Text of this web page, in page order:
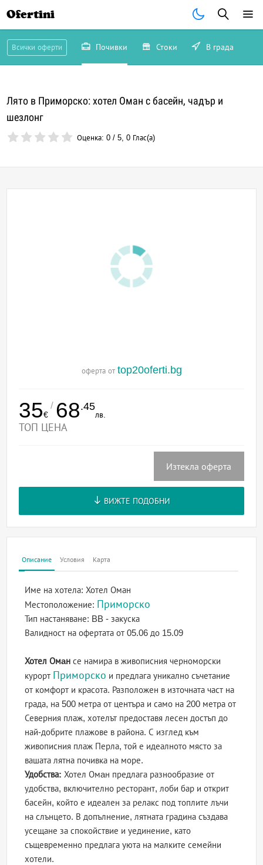
Ofertini
Всички оферти Почивки Стоки В града
Лято в Приморско: хотел Омaн с басейн, чадър и
шезлонг
Оценка:0 /5,0 Глас(а)
оферта от top20oferti.bg
35€
/ 68.45
лв.
ТОП ЦЕНА
Изтекла оферта
ВИЖТЕ ПОДОБНИ
Описание Условия Карта
Име на хотела: Хотел Оман
Местоположение: Приморско
Тип настаняване: BB - закуска
Валидност на офертатаот 05.06 до 15.09
Хотел Омaн се намира в живописния черноморски
курорт Приморско и предлага уникално съчетание
от комфорт и красота. Разположен в източната част на
града, на 500 метра от центъра и само на 200 метра от
Северния плаж, хотелът предоставя лесен достъп до
най-добрите плажове в района. С изглед към
живописния плаж Перла, той е идеалното място за
вашата лятна почивка на море.
Удобства: Хотел Омaн предлага разнообразие от
удобства, включително ресторант, лоби бар и открит
басейн, който е идеален за релакс под топлите лъчи
на слънцето. В допълнение, лятната градина създава
усещане за спокойствие и уединение, като
същевременно предлага уюта на малките семейни
хотели.